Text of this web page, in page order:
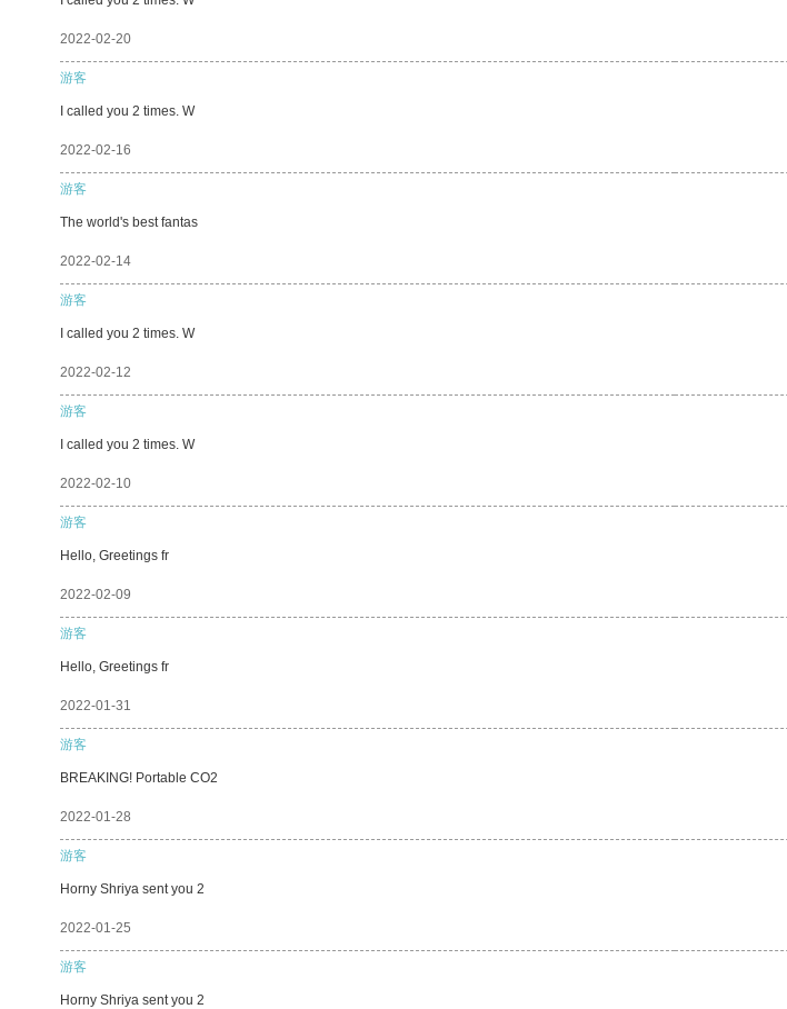
2022-02-20
游客
I called you 2 times. W
2022-02-16
游客
The world's best fantas
2022-02-14
游客
I called you 2 times. W
2022-02-12
游客
I called you 2 times. W
2022-02-10
游客
Hello, Greetings fr
2022-02-09
游客
Hello, Greetings fr
2022-01-31
游客
BREAKING! Portable CO2
2022-01-28
游客
Horny Shriya sent you 2
2022-01-25
游客
Horny Shriya sent you 2